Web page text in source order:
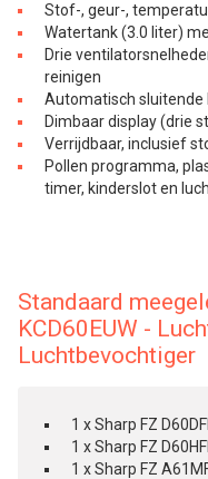
Stof-, geur-,
Watertank (3.0 liter)
Drie
reinigen
Automatisch sluitende
Dimbaar display (drie
Verrijdbaar, inclusief
Pollen programma,
timer, kinderslot en
Standaard
KCD60EUW -
Luchtbevochtiger
1 x Sharp FZ
1 x Sharp FZ
1 x Sharp FZ